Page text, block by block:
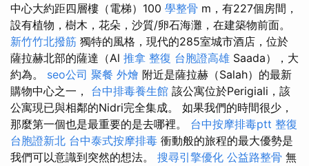
中心大約距四層樓（電梯）100 學整骨 m，有227個房間，
設有植物，樹木，花朵，沙質/卵石海灘，在建築物前面。
新竹竹北撥筋 獨特的風格，現代的285室城市酒店，位於
薩拉赫北部的薩達（Al 推拿 整復 台胞證高雄 Saada），大
約為。 seo公司 聚餐 外燴 附近是薩拉赫（Salah）的最新
購物中心之一， 台中排毒養生館 該公寓位於Perigiali，該
公寓現已與相鄰的Nidri完全集成。 如果我們的時間很少，
那麼第一個也是最重要的是去哪裡。 台中按摩排毒ptt 整復
台胞證新北 台中泰式按摩排毒 衝動般的旅程的最大優勢是
我們可以意識到突然的想法。 搜尋引擎優化 公益路整骨 無